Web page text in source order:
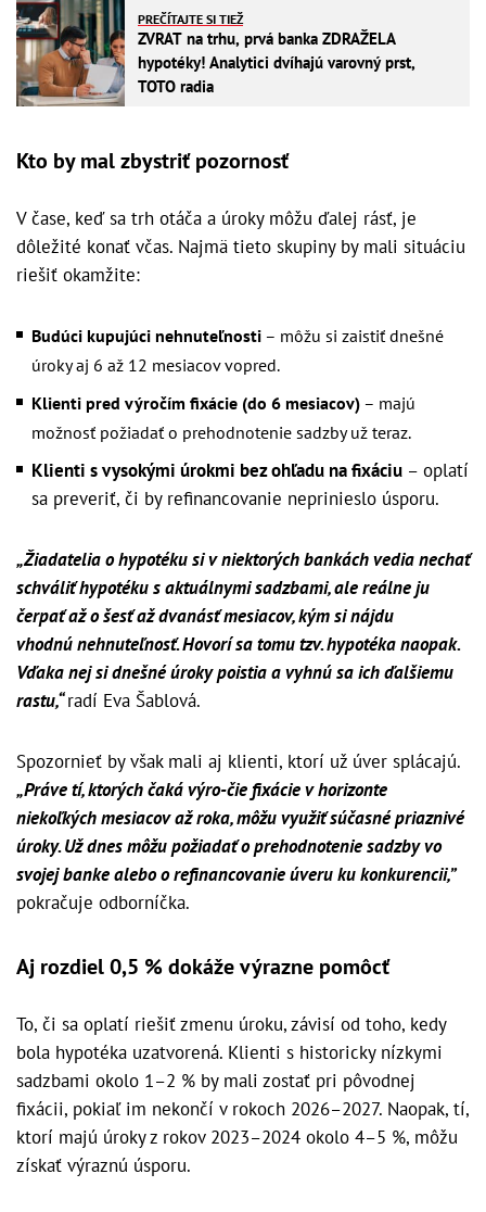
PREČÍTAJTE SI TIEŽ
ZVRAT na trhu, prvá banka ZDRAŽELA
hypotéky! Analytici dvíhajú varovný prst,
TOTO radia
Kto by mal zbystriť pozornosť
V čase, keď sa trh otáča a úroky môžu ďalej rásť, je
dôležité konať včas. Najmä tieto skupiny by mali situáciu
riešiť okamžite:
Budúci kupujúci nehnuteľnosti – môžu si zaistiť dnešné
úroky aj 6 až 12 mesiacov vopred.
Klienti pred výročím fixácie (do 6 mesiacov) – majú
možnosť požiadať o prehodnotenie sadzby už teraz.
Klienti s vysokými úrokmi bez ohľadu na fixáciu – oplatí
sa preveriť, či by refinancovanie neprinieslo úsporu.
„Žiadatelia o hypotéku si v niektorých bankách vedia nechať
schváliť hypotéku s aktuálnymi sadzbami, ale reálne ju
čerpať až o šesť až dvanásť mesiacov, kým si nájdu
vhodnúnehnuteľnosť. Hovorí sa tomu tzv. hypotéka naopak.
Vďaka nej si dnešné úroky poistia a vyhnú sa ich ďalšiemu
rastu,“radí Eva Šablová.
Spozornieť by však mali aj klienti, ktorí už úver splácajú.
„Práve tí, ktorých čaká výro-čie fixácie v horizonte
niekoľkých mesiacov až roka, môžu využiť súčasné priaznivé
úroky. Už dnes môžu požiadať o prehodnotenie sadzby vo
svojej banke alebo o refinancovanie úveru ku konkurencii,”
pokračuje odborníčka.
Aj rozdiel 0,5 % dokáže výrazne pomôcť
To, či sa oplatí riešiť zmenu úroku, závisí od toho, kedy
bola hypotéka uzatvorená. Klienti s historicky nízkymi
sadzbami okolo 1–2 % by mali zostať pri pôvodnej
fixácii, pokiaľ im nekončí v rokoch 2026–2027. Naopak, tí,
ktorí majú úroky z rokov 2023–2024 okolo 4–5 %, môžu
získať výraznú úsporu.